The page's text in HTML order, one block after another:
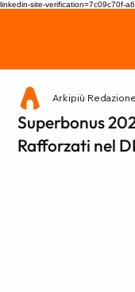
linkedin-site-verification=7c09c70f-
Superbonus
Rafforzati nel
Arkipiù